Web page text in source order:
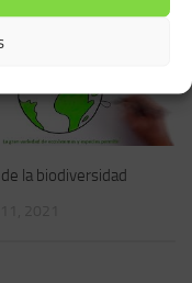
la biodiversidad